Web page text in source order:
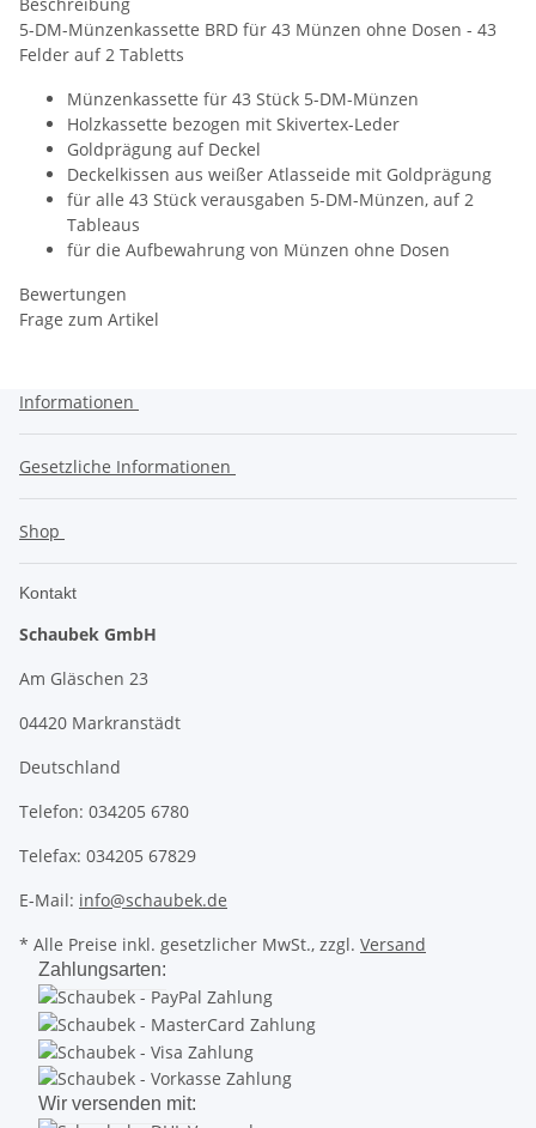
Beschreibung
5-DM-Münzenkassette BRD für 43 Münzen ohne Dosen - 43
Felder auf 2 Tabletts
Münzenkassette für 43 Stück 5-DM-Münzen
Holzkassette bezogen mit Skivertex-Leder
Goldprägung auf Deckel
Deckelkissen aus weißer Atlasseide mit Goldprägung
für alle 43 Stück verausgaben 5-DM-Münzen, auf 2
Tableaus
für die Aufbewahrung von Münzen ohne Dosen
Bewertungen
Frage zum Artikel
Informationen
Gesetzliche Informationen
Shop
Kontakt
Schaubek GmbH
Am Gläschen 23
04420 Markranstädt
Deutschland
Telefon: 034205 6780
Telefax: 034205 67829
E-Mail: info@schaubek.de
* Alle Preise inkl. gesetzlicher MwSt., zzgl. Versand
Zahlungsarten:
Wir versenden mit: